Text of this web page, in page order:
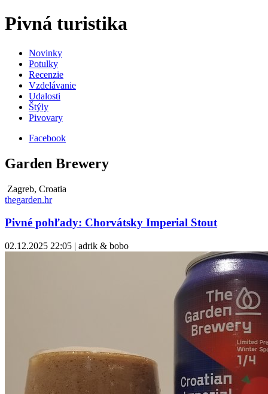
Pivná turistika
Novinky
Potulky
Recenzie
Vzdelávanie
Udalosti
Štýly
Pivovary
Facebook
Garden Brewery
Zagreb, Croatia
thegarden.hr
Pivné pohľady: Chorvátsky Imperial Stout
02.12.2025 22:05 | adrik & bobo